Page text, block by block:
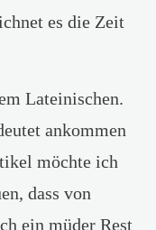
es die Zeit
Lateinischen.
ankommen
möchte ich
dass von
ein müder Rest